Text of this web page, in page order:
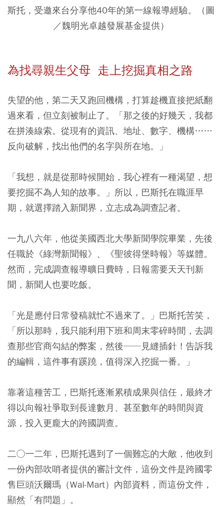
斯托，受邀來台分享他40年的第一線報導經驗。（圖
／魏明光卓越發展基金提供）
為找尋親生父母 走上挖掘真相之路
失望的他，第二天又跑回機構，打算趁機直接把紙翻
過來看，但立刻被制止了。「那之後的好幾天，我都
在拼湊線索。從現有的資訊、地址、數字、機構……
反向破解，找出他們的名字與所在地。」
「我想，就是從那時候開始，我心裡有一種渴望，想
要挖掘不為人知的故事。」所以，巴斯托在職涯早
期，就選擇踏入新聞界，立志成為調查記者。
一九八六年，他從美國西北大學新聞學院畢業，先後
任職於《綠灣新聞報》、《聖彼得堡時報》等媒體。
然而，完成調查報導曠日費時，日報需要天天刊新
聞，新聞人也要吃飯。
「光是應付日常發稿就忙不過來了。」巴斯托苦笑，
「所以那時，我只能利用下班和周末零碎時間，去調
查那些官商勾結的弊案，然後──見縫插針！告訴我
的編輯，這件事有蹊蹺，值得深入挖掘一番。」
靠著這種苦工，巴斯托逐漸累積成果與信任，最終才
得以向報社爭取到長達數月、甚至數年的時間與資
源，投入更龐大的跨國調查。
二○一二年，巴斯托遇到了一個難忘的大敵，他收到
一份內部吹哨者提供的審計文件，這份文件是跨國零
售巨頭沃爾瑪（Wal-Mart）內部資料，而這份文件，
顯然「有問題」。